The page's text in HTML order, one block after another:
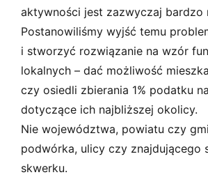
aktywności jest zazwyczaj bardzo
Postanowiliśmy wyjść temu
i stworzyć rozwiązanie na wzór
lokalnych – dać możliwość
czy osiedli zbierania 1% podatku
dotyczące ich najbliższej okolicy.
Nie województwa, powiatu czy
podwórka, ulicy czy znajdującego
skwerku.